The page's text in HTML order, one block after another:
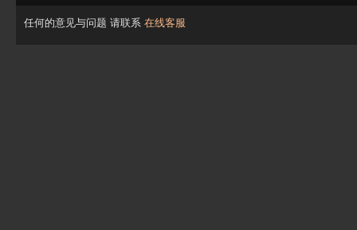
任何的意见与问题 请联系 在线客服